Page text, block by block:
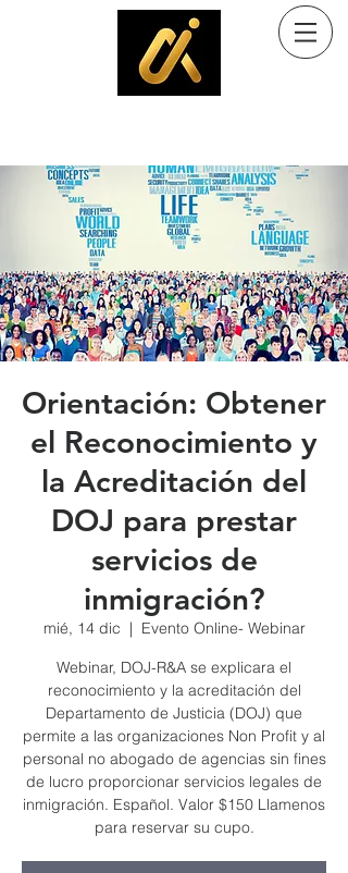
Orientación: Obtener
el Reconocimiento y
la Acreditación del
DOJ para prestar
servicios de
inmigración?
mié, 14 dic
  |
Evento Online- Webinar
Webinar, DOJ-R&A se explicara el
reconocimiento y la acreditación del
Departamento de Justicia (DOJ) que
permite a las organizaciones Non Profit y al
personal no abogado de agencias sin fines
de lucro proporcionar servicios legales de
inmigración. Español. Valor $150 Llamenos
para reservar su cupo.